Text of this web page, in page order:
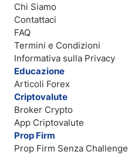
Chi Siamo
Contattaci
FAQ
Termini e Condizioni
Informativa sulla Privacy
Educazione
Articoli Forex
Criptovalute
Broker Crypto
App Criptovalute
Prop Firm
Prop Firm Senza Challenge